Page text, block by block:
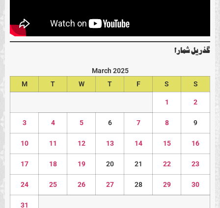
گذريل شمارا
March 2025
M
T W T F S S
1 2
3 4 5 6 7 8 9
10 11 12 13 14 15 16
17 18 19 20 21 22 23
24 25 26 27 28 29 30
31